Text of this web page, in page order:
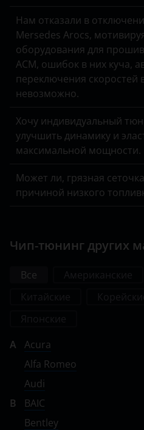
УАЗ
Нам отказали в
Mersedes Arocs,
оборудования для
ACM, ошибок в них куча,
переключения скоростей
невозможно.
Хочу индивидуальный
улучшить динамику и
максимальной мощности.
Может ли, грязная
причиной низкого
Чип-тюнинг других
Все
A
Acura
Alfa Romeo
Audi
B
BAIC
Bentley